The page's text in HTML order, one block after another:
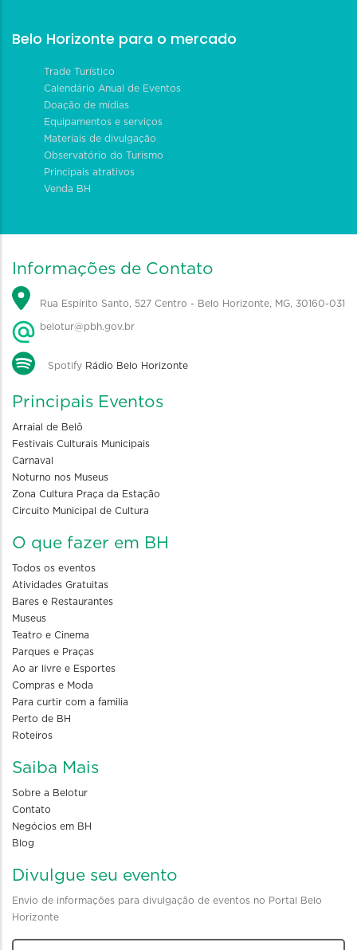
Belo Horizonte para o mercado
Trade Turístico
Calendário Anual de Eventos
Doação de mídias
Equipamentos e serviços
Materiais de divulgação
Observatório do Turismo
Principais atrativos
Venda BH
Informações de Contato
Rua Espírito Santo, 527 Centro - Belo Horizonte, MG, 30160-031
belotur@pbh.gov.br
Spotify Rádio Belo Horizonte
Principais Eventos
Arraial de Belô
Festivais Culturais Municipais
Carnaval
Noturno nos Museus
Zona Cultura Praça da Estação
Circuito Municipal de Cultura
O que fazer em BH
Todos os eventos
Atividades Gratuitas
Bares e Restaurantes
Museus
Teatro e Cinema
Parques e Praças
Ao ar livre e Esportes
Compras e Moda
Para curtir com a familia
Perto de BH
Roteiros
Saiba Mais
Sobre a Belotur
Contato
Negócios em BH
Blog
Divulgue seu evento
Envio de informações para divulgação de eventos no Portal Belo
Horizonte